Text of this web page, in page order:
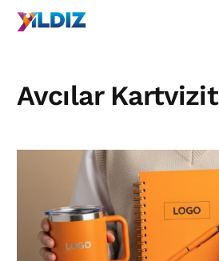
Avcılar Kartvizit